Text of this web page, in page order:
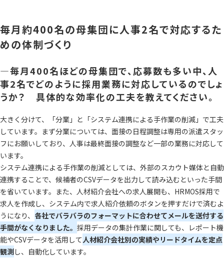
毎月約400名の母集団に人事2名で対応するた
めの体制づくり
―毎月400名ほどの母集団で、応募数も多い中、人
事2名でどのように採用業務に対応しているのでしょ
うか？ 具体的な効率化の工夫を教えてください。
大きく分けて、「分業」と「システム連携による手作業の削減」で工夫
しています。まず分業については、面接の日程調整は専用の派遣スタッ
フにお願いしており、人事は最終面接の調整など一部の業務に対応して
います。
システム連携による手作業の削減としては、外部のスカウト媒体と自動
連携することで、候補者のCSVデータを出力して読み込むといった手間
を省いています。また、人材紹介会社への求人展開も、HRMOS採用で
求人を作成し、システム内で求人紹介依頼のボタンを押すだけで済むよ
うになり、 各社でバラバラのフォーマットに合わせてメールを送付する
手間がなくなりました。 採用データの集計作業に関しても、レポート機
能やCSVデータを活用して 人材紹介会社別の実績やリードタイムを定点
観測し、自動化しています。